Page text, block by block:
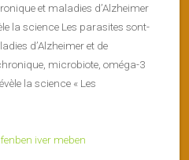
et maladies d’Alzheimer
la science Les parasites sont-
d’Alzheimer et de
microbiote, oméga-3
la science « Les